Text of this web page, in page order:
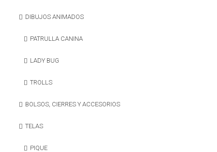
DIBUJOS ANIMADOS
PATRULLA CANINA
LADY BUG
TROLLS
BOLSOS, CIERRES Y ACCESORIOS
TELAS
PIQUE